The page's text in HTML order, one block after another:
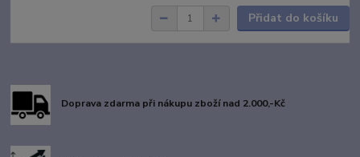
Přidat do košíku
Doprava zdarma při nákupu zboží nad 2.000,-Kč